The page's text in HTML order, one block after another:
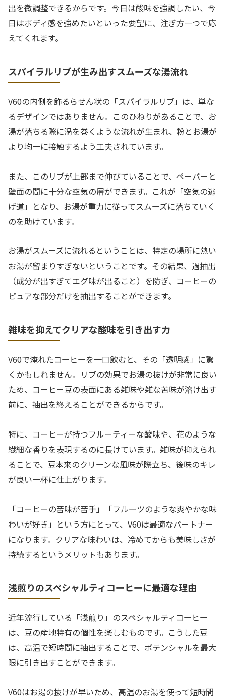
出を微調整できるからです。今日は酸味を強調したい、今
日はボディ感を強めたいといった要望に、注ぎ方一つで応
えてくれます。
スパイラルリブが生み出すスムーズな湯流れ
V60の内側を飾るらせん状の「スパイラルリブ」は、単な
るデザインではありません。このひねりがあることで、お
湯が落ちる際に渦を巻くような流れが生まれ、粉とお湯が
より均一に接触するよう工夫されています。
また、このリブが上部まで伸びていることで、ペーパーと
壁面の間に十分な空気の層ができます。これが「空気の逃
げ道」となり、お湯が重力に従ってスムーズに落ちていく
のを助けています。
お湯がスムーズに流れるということは、特定の場所に熱い
お湯が留まりすぎないということです。その結果、過抽出
（成分が出すぎてエグ味が出ること）を防ぎ、コーヒーの
ピュアな部分だけを抽出することができます。
雑味を抑えてクリアな酸味を引き出す力
V60で淹れたコーヒーを一口飲むと、その「透明感」に驚
くかもしれません。リブの効果でお湯の抜けが非常に良い
ため、コーヒー豆の表面にある雑味や雑な苦味が溶け出す
前に、抽出を終えることができるからです。
特に、コーヒーが持つフルーティーな酸味や、花のような
繊細な香りを表現するのに長けています。雑味が抑えられ
ることで、豆本来のクリーンな風味が際立ち、後味のキレ
が良い一杯に仕上がります。
「コーヒーの苦味が苦手」「フルーツのような爽やかな味
わいが好き」という方にとって、V60は最適なパートナー
になります。クリアな味わいは、冷めてからも美味しさが
持続するというメリットもあります。
浅煎りのスペシャルティコーヒーに最適な理由
近年流行している「浅煎り」のスペシャルティコーヒー
は、豆の産地特有の個性を楽しむものです。こうした豆
は、高温で短時間に抽出することで、ポテンシャルを最大
限に引き出すことができます。
V60はお湯の抜けが早いため、高温のお湯を使って短時間